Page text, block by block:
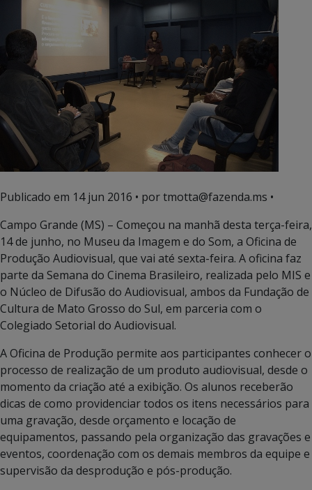
Publicado em 14 jun 2016 • por tmotta@fazenda.ms •
Campo Grande (MS) – Começou na manhã desta terça-feira,
14 de junho, no Museu da Imagem e do Som, a Oficina de
Produção Audiovisual, que vai até sexta-feira. A oficina faz
parte da Semana do Cinema Brasileiro, realizada pelo MIS e
o Núcleo de Difusão do Audiovisual, ambos da Fundação de
Cultura de Mato Grosso do Sul, em parceria com o
Colegiado Setorial do Audiovisual.
A Oficina de Produção permite aos participantes conhecer o
processo de realização de um produto audiovisual, desde o
momento da criação até a exibição. Os alunos receberão
dicas de como providenciar todos os itens necessários para
uma gravação, desde orçamento e locação de
equipamentos, passando pela organização das gravações e
eventos, coordenação com os demais membros da equipe e
supervisão da desprodução e pós-produção.